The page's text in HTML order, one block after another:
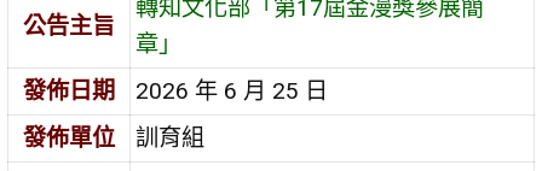
公告主旨
轉知文化部「第17屆金漫獎參展簡
章」
發佈日期
2026 年 6 月 25 日
發佈單位
訓育組